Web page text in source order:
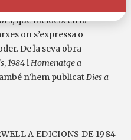
útil en l’esfera pública,
que incideix en la
on s’expressa o
De la seva obra
,1984iHomenatge a
n’hem publicatDies a
A EDICIONS DE 1984